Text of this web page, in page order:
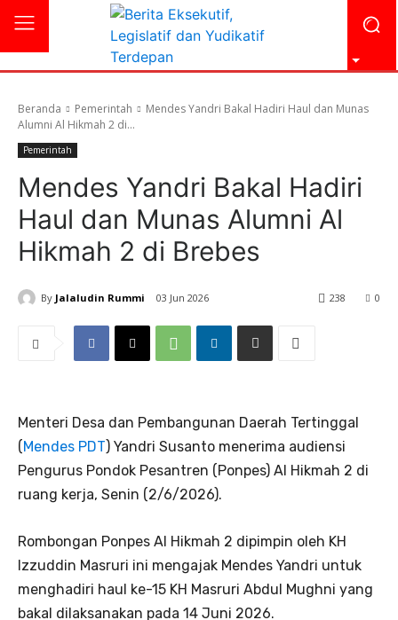
Beranda Pemerintah
Mendes Yandri Bakal Hadiri Haul dan Munas
Alumni Al Hikmah 2 di...
Pemerintah
Mendes Yandri Bakal Hadiri
Haul dan Munas Alumni Al
Hikmah 2 di Brebes
By Jalaludin Rummi 03 Jun 2026 0
238
Menteri Desa dan Pembangunan Daerah Tertinggal
(Mendes PDT) Yandri Susanto menerima audiensi
Pengurus Pondok Pesantren (Ponpes) Al Hikmah 2 di
ruang kerja, Senin (2/6/2026).
Rombongan Ponpes Al Hikmah 2 dipimpin oleh KH
Izzuddin Masruri ini mengajak Mendes Yandri untuk
menghadiri haul ke-15 KH Masruri Abdul Mughni yang
bakal dilaksanakan pada 14 Juni 2026.